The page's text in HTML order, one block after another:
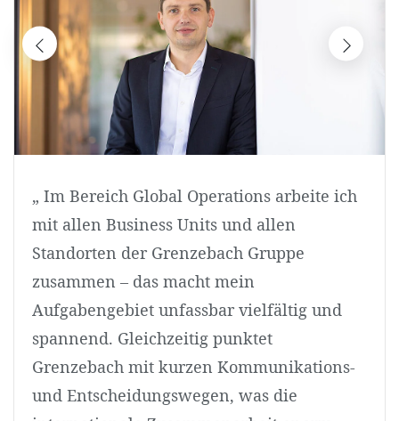
„ Im Bereich Global Operations arbeite ich
mit allen Business Units und allen
Standorten der Grenzebach Gruppe
zusammen – das macht mein
Aufgabengebiet unfassbar vielfältig und
spannend. Gleichzeitig punktet
Grenzebach mit kurzen Kommunikations-
und Entscheidungswegen, was die